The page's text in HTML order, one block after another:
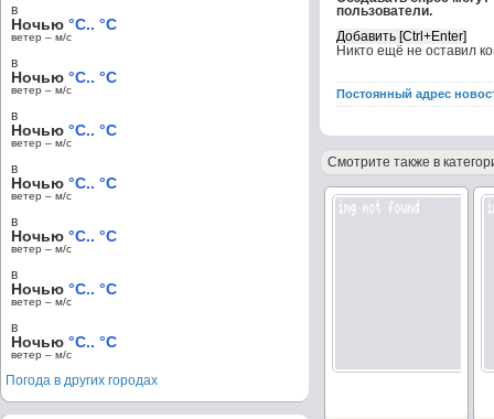
пользователи.
Никто ещё не оставил
Постоянный адрес
Смотрите также в
в
Ночью °C.. °C
ветер – м/c
в
Ночью °C.. °C
ветер – м/c
в
Ночью °C.. °C
ветер – м/c
в
Ночью °C.. °C
ветер – м/c
в
Ночью °C.. °C
ветер – м/c
в
Ночью °C.. °C
ветер – м/c
в
Ночью °C.. °C
ветер – м/c
Погода в других городах